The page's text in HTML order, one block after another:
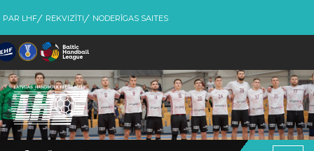
PAR LHF REKVIZĪTI NODERĪGAS SAITES